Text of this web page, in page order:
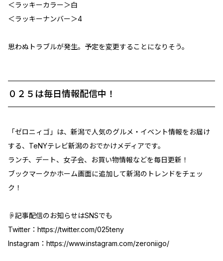
＜ラッキーカラー＞白
＜ラッキーナンバー＞4
思わぬトラブルが発生。予定を変更することになりそう。
０２５は毎日情報配信中！
「ゼロニィゴ」は、新潟で人気のグルメ・イベント情報をお届け
する、TeNYテレビ新潟のおでかけメディアです。
ランチ、デート、女子会、お買い物情報などを毎日更新！
ブックマークかホーム画面に追加して新潟のトレンドをチェッ
ク！
☟記事配信のお知らせはSNSでも
Twitter： https://twitter.com/025teny
Instagram： https://www.instagram.com/zeroniigo/